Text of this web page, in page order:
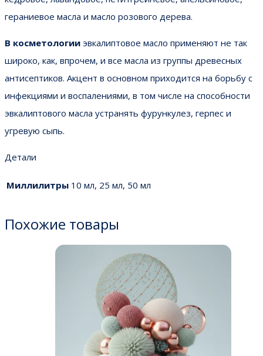
гераниевое масла и масло розового дерева.
В косметологии эвкалиптовое масло применяют не так
широко, как, впрочем, и все масла из группы древесных
антисептиков. Акцент в основном приходится на борьбу с
инфекциями и воспалениями, в том числе на способности
эвкалиптового масла устранять фурункулез, герпес и
угревую сыпь.
Детали
Миллилитры 10 мл, 25 мл, 50 мл
Похожие товары